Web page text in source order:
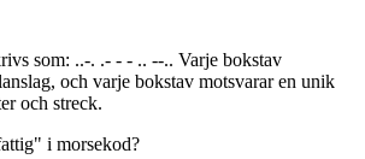
som: ..-. .- - - .. --.. Varje bokstav
och varje bokstav motsvarar en unik
och streck.
i morsekod?